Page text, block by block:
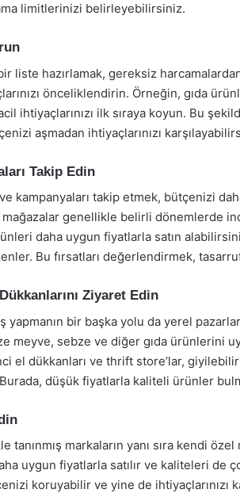
limitlerinizi belirleyebilirsiniz.
liste hazırlamak, gereksiz harcamalardan
önceliklendirin. Örneğin, gıda
ihtiyaçlarınızı ilk sıraya koyun. Bu
aşmadan ihtiyaçlarınızı
Takip Edin
kampanyaları takip etmek, bütçenizi
genellikle belirli dönemlerde
daha uygun fiyatlarla satın
Bu fırsatları değerlendirmek,
Ziyaret Edin
yapmanın bir başka yolu da yerel
meyve, sebze ve diğer gıda ürünlerini
el dükkanları ve thrift store’lar,
düşük fiyatlarla kaliteli ürünler
markaların yanı sıra kendi
uygun fiyatlarla satılır ve kaliteleri de
koruyabilir ve yine de ihtiyaçlarınızı